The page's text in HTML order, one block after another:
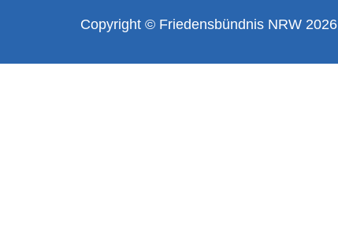
Copyright © Friedensbündnis NRW 2026